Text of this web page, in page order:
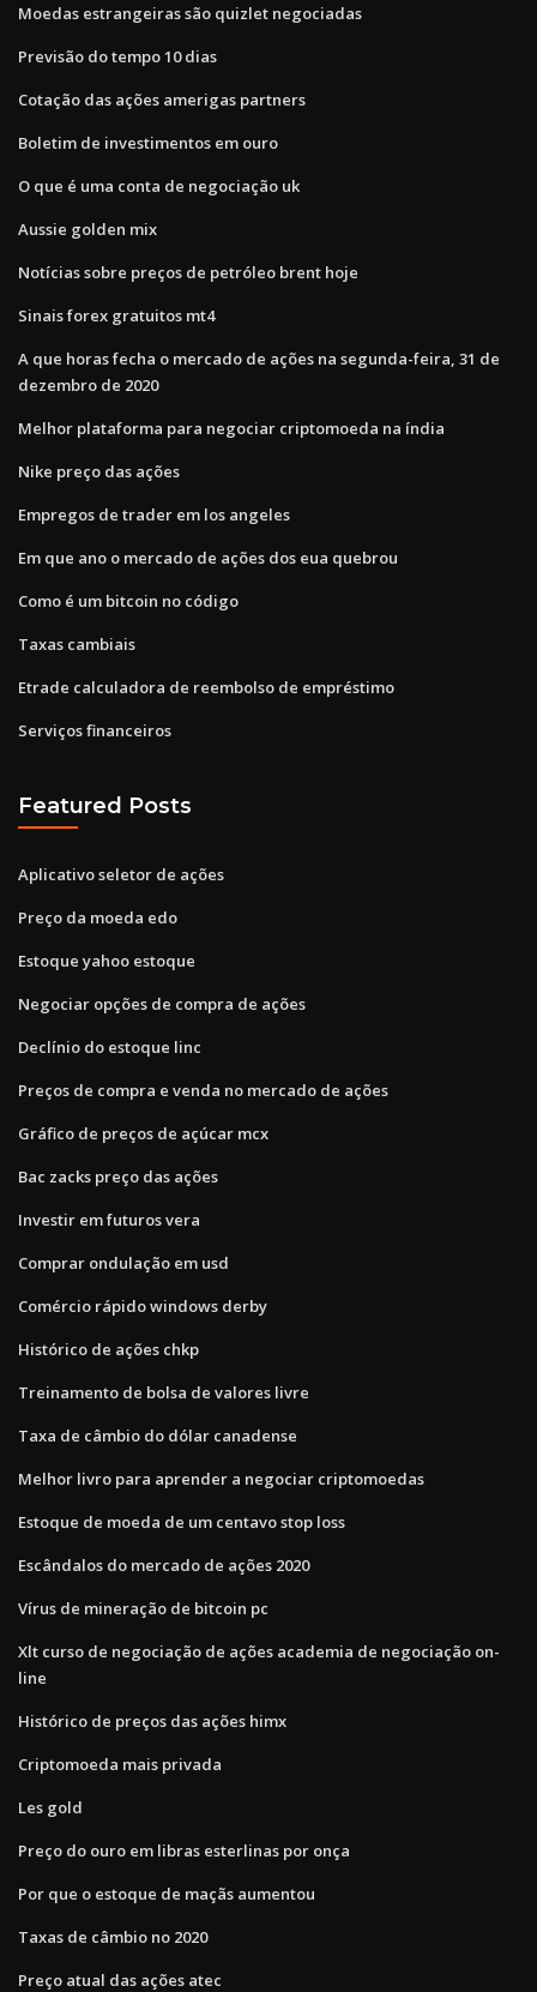
Moedas estrangeiras são quizlet negociadas
Previsão do tempo 10 dias
Cotação das ações amerigas partners
Boletim de investimentos em ouro
O que é uma conta de negociação uk
Aussie golden mix
Notícias sobre preços de petróleo brent hoje
Sinais forex gratuitos mt4
A que horas fecha o mercado de ações na segunda-feira, 31 de
dezembro de 2020
Melhor plataforma para negociar criptomoeda na índia
Nike preço das ações
Empregos de trader em los angeles
Em que ano o mercado de ações dos eua quebrou
Como é um bitcoin no código
Taxas cambiais
Etrade calculadora de reembolso de empréstimo
Serviços financeiros
Featured Posts
Aplicativo seletor de ações
Preço da moeda edo
Estoque yahoo estoque
Negociar opções de compra de ações
Declínio do estoque linc
Preços de compra e venda no mercado de ações
Gráfico de preços de açúcar mcx
Bac zacks preço das ações
Investir em futuros vera
Comprar ondulação em usd
Comércio rápido windows derby
Histórico de ações chkp
Treinamento de bolsa de valores livre
Taxa de câmbio do dólar canadense
Melhor livro para aprender a negociar criptomoedas
Estoque de moeda de um centavo stop loss
Escândalos do mercado de ações 2020
Vírus de mineração de bitcoin pc
Xlt curso de negociação de ações academia de negociação on-
line
Histórico de preços das ações himx
Criptomoeda mais privada
Les gold
Preço do ouro em libras esterlinas por onça
Por que o estoque de maçãs aumentou
Taxas de câmbio no 2020
Preço atual das ações atec